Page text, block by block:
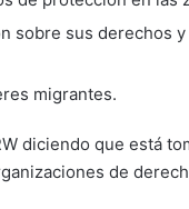
sobre sus derechos
migrantes.
diciendo que está
de